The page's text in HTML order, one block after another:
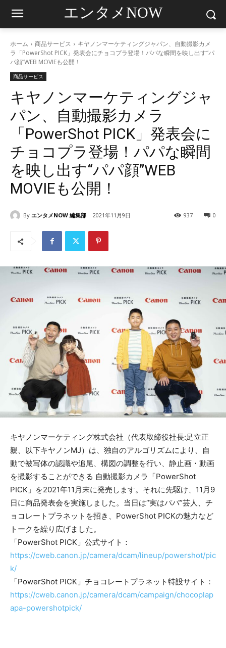
エンタメNOW
ホーム 商品サービス
キヤノンマーケティングジャパン、自動撮影カメ
ラ「PowerShot PICK」発表会にチョコプラ登場！パパな瞬間を映し出す“パ
パ顔”WEB MOVIEも公開！
商品サービス
キヤノンマーケティングジャ
パン、自動撮影カメラ
「PowerShot PICK」発表会に
チョコプラ登場！パパな瞬間
を映し出す“パパ顔”WEB
MOVIEも公開！
By エンタメNOW 編集部 2021年11月9日 0
937
キヤノンマーケティング株式会社（代表取締役社長:足立正
親、以下キヤノンMJ）は、独自のアルゴリズムにより、自
動で被写体の認識や追尾、構図の調整を行い、静止画・動画
を撮影することができる 自動撮影カメラ「PowerShot
PICK」を2021年11月末に発売します。それに先駆け、11月9
日に商品発表会を実施しました。当日は“実はパパ”芸人、チ
ョコレートプラネットを招き、PowerShot PICKの魅力など
トークを繰り広げました。
「PowerShot PICK」公式サイト：
https://cweb.canon.jp/camera/dcam/lineup/powershot/pic
k/
「PowerShot PICK」チョコレートプラネット特設サイト：
https://cweb.canon.jp/camera/dcam/campaign/chocoplap
apa-powershotpick/